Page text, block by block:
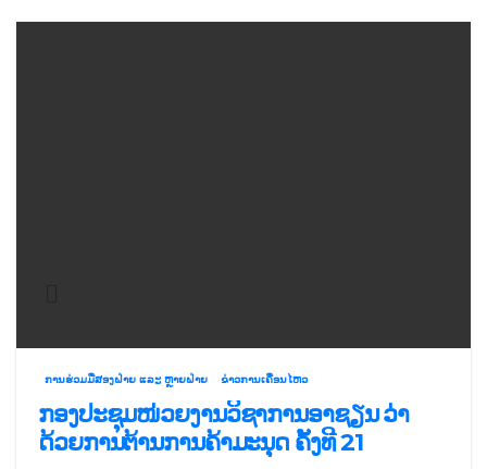
ການຮ່ວມມືສອງຝ່າຍ ແລະ ຫຼາຍຝ່າຍ ຂ່າວການເຄື່ອນໄຫວ
ກອງປະຊຸມໜ່ວຍງານວິຊາການອາຊຽນ ວ່າ
ດ້ວຍການຕ້ານການຄ້າມະນຸດ ຄັ້ງທີ 21